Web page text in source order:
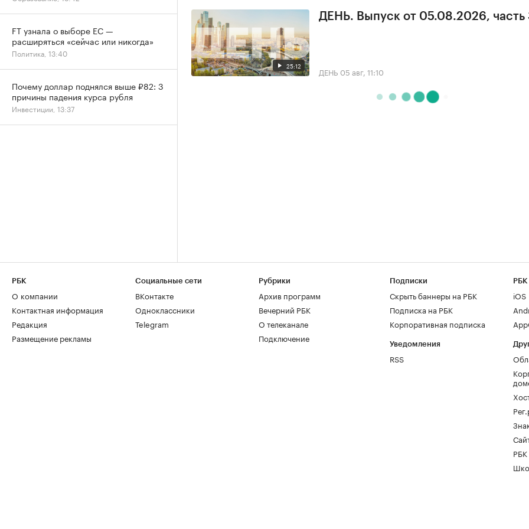
25:12
ДЕНЬ. Выпуск от 05.08.2026, часть
ДЕНЬ 05 авг, 11:10
FT узнала о выборе ЕС —
расширяться «сейчас или никогда»
Политика, 13:40
Почему доллар поднялся выше ₽82: 3
причины падения курса рубля
Инвестиции, 13:37
РБК
О компании
Контактная информация
Редакция
Размещение рекламы
Социальные сети
ВКонтакте
Одноклассники
Telegram
Рубрики
Архив программ
Вечерний РБК
О телеканале
Подключение
Подписки
Скрыть баннеры на РБК
Подписка на РБК
Корпоративная подписка
Уведомления
RSS
РБК
iOS